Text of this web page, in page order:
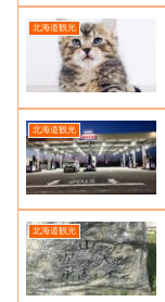
北海道観光
北海道観光
北海道観光